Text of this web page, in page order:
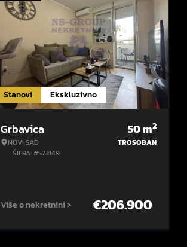
Stanovi Ekskluzivno
Grbavica
NOVI SAD
ŠIFRA: #573149
50m2
TROSOBAN
Više o nekretnini > €206.900